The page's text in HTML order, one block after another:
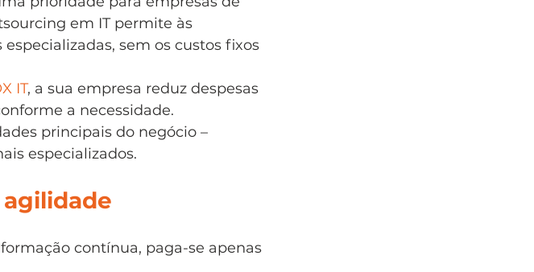
em IT permite às
sem os custos fixos
IT, a sua empresa reduz despesas
a necessidade.
principais do negócio –
especializados.
contínua, paga-se apenas